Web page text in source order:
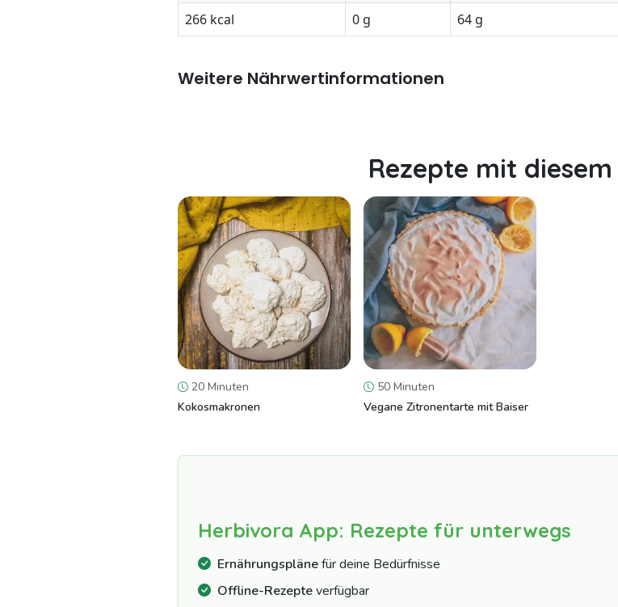
266 kcal
0 g 64 g
Weitere Nährwertinformationen
Rezepte mit
20 Minuten
Kokosmakronen
50 Minuten
Vegane Zitronentarte mit Baiser
Herbivora App: Rezepte für unterwegs
Ernährungsplänefür deine Bedürfnisse
Offline-Rezepteverfügbar